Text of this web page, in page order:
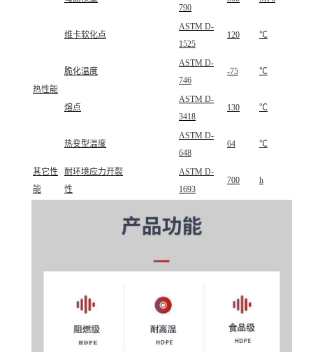
790
热性能
维卡软化点
ASTM D-
1525
120 ℃
脆化温度
ASTM D-
746
-75 ℃
熔点
ASTM D-
3418
130 ℃
热变型温度
ASTM D-
648
64 ℃
其它性
能
耐环境应力开裂
性
ASTM D-
1693
700 h